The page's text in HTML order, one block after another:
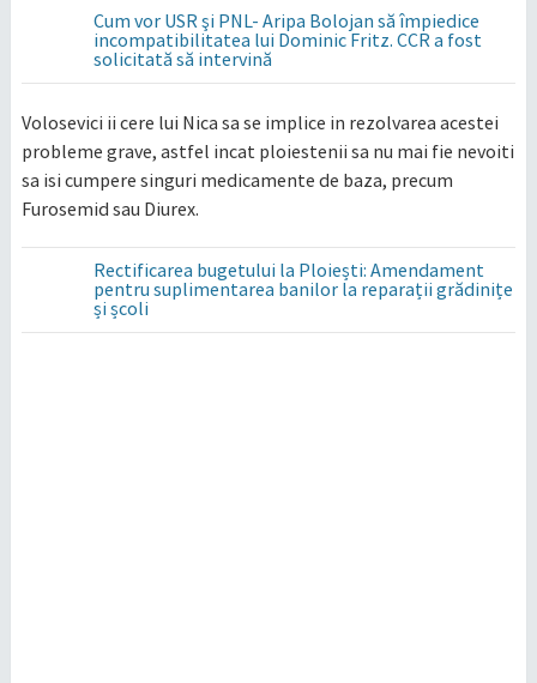
Cum vor USR şi PNL- Aripa Bolojan să împiedice
incompatibilitatea lui Dominic Fritz. CCR a fost
solicitată să intervină
Volosevici ii cere lui Nica sa se implice in rezolvarea acestei
probleme grave, astfel incat ploiestenii sa nu mai fie nevoiti
sa isi cumpere singuri medicamente de baza, precum
Furosemid sau Diurex.
Rectificarea bugetului la Ploiești: Amendament
pentru suplimentarea banilor la reparații grădinițe
și școli